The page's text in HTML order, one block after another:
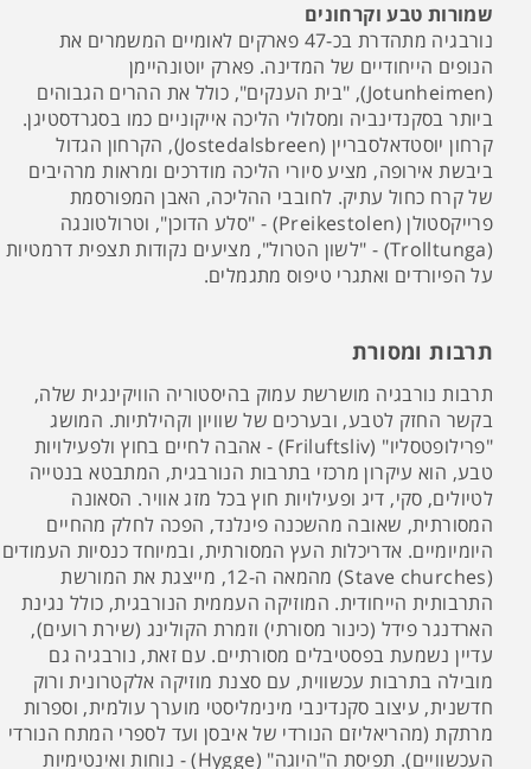
שמורות טבע וקרחונים
נורבגיה מתהדרת בכ-47 פארקים לאומיים המשמרים את
הנופים הייחודיים של המדינה. פארק יוטונהיימן
(Jotunheimen), "בית הענקים", כולל את ההרים הגבוהים
ביותר בסקנדינביה ומסלולי הליכה אייקוניים כמו בסגרדסטיגן.
קרחון יוסטדאלסבריין (Jostedalsbreen), הקרחון הגדול
ביבשת אירופה, מציע סיורי הליכה מודרכים ומראות מרהיבים
של קרח כחול עתיק. לחובבי ההליכה, האבן המפורסמת
פרייקסטולן (Preikestolen) - "סלע הדוכן", וטרולטונגה
(Trolltunga) - "לשון הטרול", מציעים נקודות תצפית דרמטיות
על הפיורדים ואתגרי טיפוס מתגמלים.
תרבות ומסורת
תרבות נורבגיה מושרשת עמוק בהיסטוריה הוויקינגית שלה,
בקשר החזק לטבע, ובערכים של שוויון וקהילתיות. המושג
"פרילופטסליו" (Friluftsliv) - אהבה לחיים בחוץ ולפעילויות
טבע, הוא עיקרון מרכזי בתרבות הנורבגית, המתבטא בנטייה
לטיולים, סקי, דיג ופעילויות חוץ בכל מזג אוויר. הסאונה
המסורתית, שאובה מהשכנה פינלנד, הפכה לחלק מהחיים
היומיומיים. אדריכלות העץ המסורתית, ובמיוחד כנסיות העמודים
(Stave churches) מהמאה ה-12, מייצגת את המורשת
התרבותית הייחודית. המוזיקה העממית הנורבגית, כולל נגינת
הארדנגר פידל (כינור מסורתי) וזמרת הקולינג (שירת רועים),
עדיין נשמעת בפסטיבלים מסורתיים. עם זאת, נורבגיה גם
מובילה בתרבות עכשווית, עם סצנת מוזיקה אלקטרונית ורוק
חדשנית, עיצוב סקנדינבי מינימליסטי מוערך עולמית, וספרות
מרתקת (מהריאליזם הנורדי של איבסן ועד לספרי המתח הנורדי
העכשוויים). תפיסת ה"היוגה" (Hygge) - נוחות ואינטימיות